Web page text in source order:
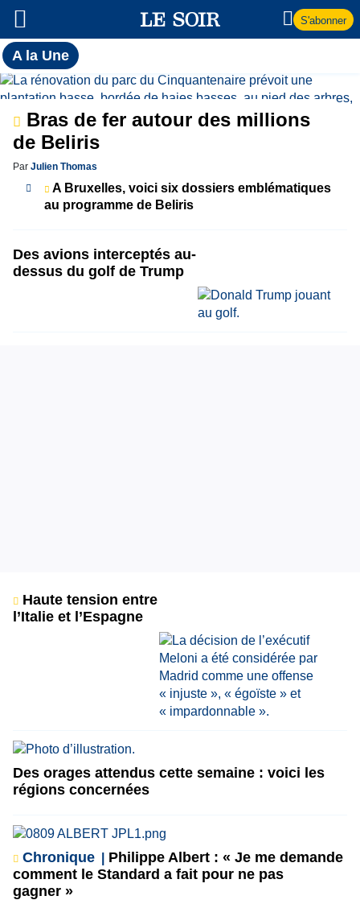
S'abonner
A la UneToutes
l'actualité
du Soir
A
la
Une
Bras de fer autour des millions
de Beliris
Par Julien Thomas
A Bruxelles, voici six dossiers emblématiques
au programme de Beliris
Des avions interceptés au-
dessus du golf de Trump
Haute tension entre
l’Italie et l’Espagne
Des orages attendus cette semaine : voici les
régions concernées
Chronique
Philippe Albert : « Je me demande
comment le Standard a fait pour ne pas
gagner »